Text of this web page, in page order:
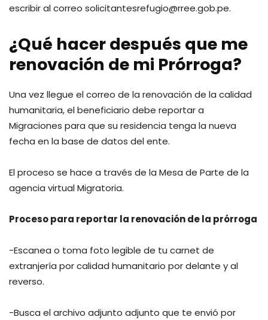
escribir al correo solicitantesrefugio@rree.gob.pe.
¿Qué hacer después que me
renovación de mi Prórroga?
Una vez llegue el correo de la renovación de la calidad
humanitaria, el beneficiario debe reportar a
Migraciones para que su residencia tenga la nueva
fecha en la base de datos del ente.
El proceso se hace a través de la Mesa de Parte de la
agencia virtual Migratoria.
Proceso para reportar la renovación de la prórroga
-Escanea o toma foto legible de tu carnet de
extranjería por calidad humanitario por delante y al
reverso.
-Busca el archivo adjunto adjunto que te envió por